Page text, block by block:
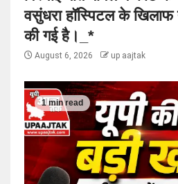
वसुंधरा हॉस्पिटल के
की गई है।_*
August 6, 2026 up aajtak
1 min read